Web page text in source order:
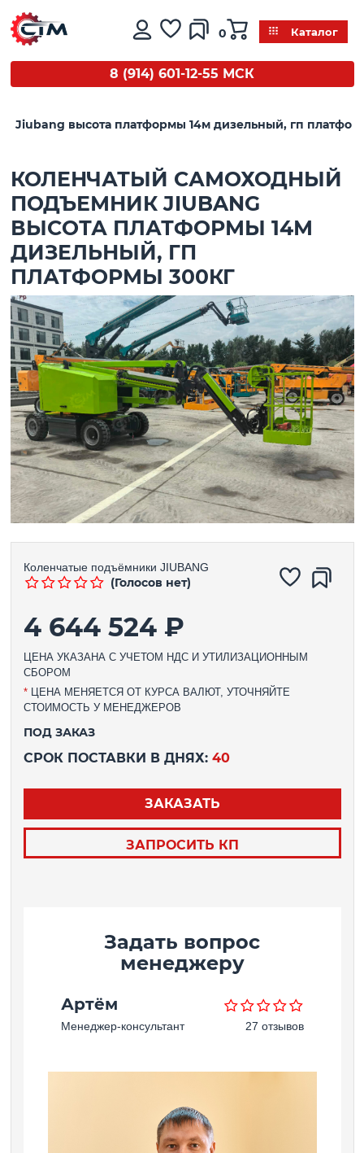
0 Каталог
8 (914) 601-12-55 МСК
Jiubang высота платформы 14м дизельный, гп
КОЛЕНЧАТЫЙ САМОХОДНЫЙ
ПОДЪЕМНИК JIUBANG
ВЫСОТА ПЛАТФОРМЫ 14М
ДИЗЕЛЬНЫЙ, ГП
ПЛАТФОРМЫ 300КГ
Коленчатые подъёмники JIUBANG
(Голосов нет)
4 644 524 ₽
ЦЕНА УКАЗАНА С УЧЕТОМ НДС И УТИЛИЗАЦИОННЫМ
СБОРОМ
*ЦЕНА МЕНЯЕТСЯ ОТ КУРСА ВАЛЮТ, УТОЧНЯЙТЕ
СТОИМОСТЬ У МЕНЕДЖЕРОВ
ПОД ЗАКАЗ
СРОК ПОСТАВКИ В ДНЯХ: 40
ЗАКАЗАТЬ
ЗАПРОСИТЬ КП
Задать вопрос
менеджеру
Артём
Менеджер-консультант 27 отзывов